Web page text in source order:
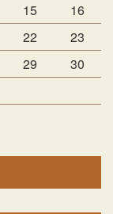
15
16
22
23
29
30